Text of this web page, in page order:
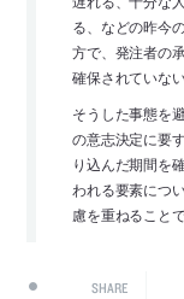
る、などの昨今
方で、発注者の
確保されていな
そうした事態を
の意志決定に要
り込んだ期間を
われる要素につ
慮を重ねること
SHARE